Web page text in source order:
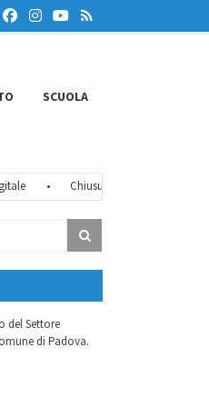
SCUOLA
Chiusure estive 2026
del Settore
di Padova.